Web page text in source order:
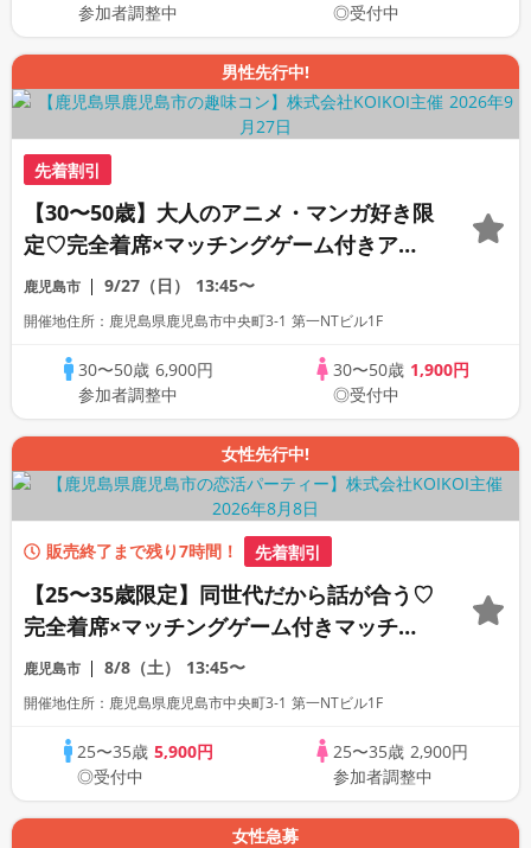
参加者調整中
◎受付中
男性先行中!
先着割引
【30〜50歳】大人のアニメ・マンガ好き限
定♡完全着席×マッチングゲーム付きアニ
メコン
鹿児島市 9/27（日） 13:45〜
開催地住所：鹿児島県鹿児島市中央町3-1 第一NTビル1F
30〜50歳 6,900円
参加者調整中
30〜50歳 1,900円
◎受付中
女性先行中!
販売終了まで残り7時間！ 先着割引
【25〜35歳限定】同世代だから話が合う♡
完全着席×マッチングゲーム付きマッチン
グコン
鹿児島市 8/8（土） 13:45〜
開催地住所：鹿児島県鹿児島市中央町3-1 第一NTビル1F
25〜35歳5,900円
◎受付中
25〜35歳 2,900円
参加者調整中
女性急募